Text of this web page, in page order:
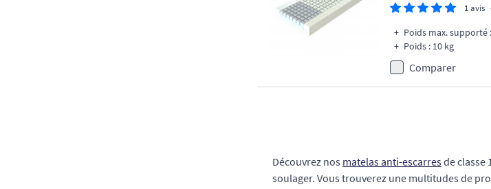
1 avis
Poids : 10 kg
Comparer
Découvrez nos matelas anti-escarresde classe
soulager. Vous trouverez une multitudes de